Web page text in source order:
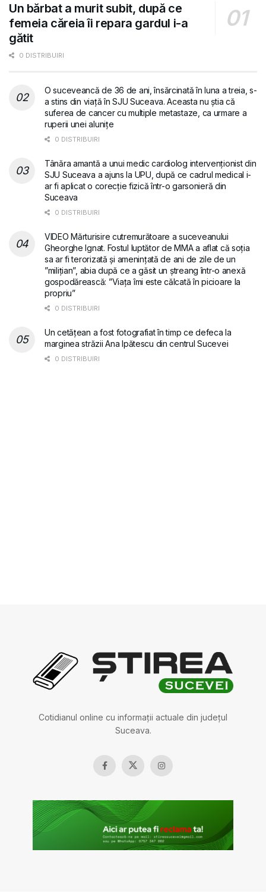
Un bărbat a murit subit, după ce
femeia căreia îi repara gardul i-a
gătit
0 DISTRIBUIRI
O suceveancă de 36 de ani, însărcinată în luna a treia, s-
a stins din viață în SJU Suceava. Aceasta nu știa că
suferea de cancer cu multiple metastaze, ca urmare a
ruperii unei alunițe
0 DISTRIBUIRI
Tânăra amantă a unui medic cardiolog intervenționist din
SJU Suceava a ajuns la UPU, după ce cadrul medical i-
ar fi aplicat o corecție fizică într-o garsonieră din
Suceava
0 DISTRIBUIRI
VIDEO Mărturisire cutremurătoare a suceveanului
Gheorghe Ignat. Fostul luptător de MMA a aflat că soția
sa ar fi terorizată și amenințată de ani de zile de un
”milițian”, abia după ce a găsit un ștreang într-o anexă
gospodărească: ”Viața îmi este călcată în picioare la
propriu”
0 DISTRIBUIRI
Un cetățean a fost fotografiat în timp ce defeca la
marginea străzii Ana Ipătescu din centrul Sucevei
0 DISTRIBUIRI
Cotidianul online cu informații actuale din județul
Suceava.